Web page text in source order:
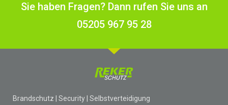
Sie haben Fragen? Dann rufen Sie uns an
05205 967 95 28
Brandschutz | Security | Selbstverteidigung